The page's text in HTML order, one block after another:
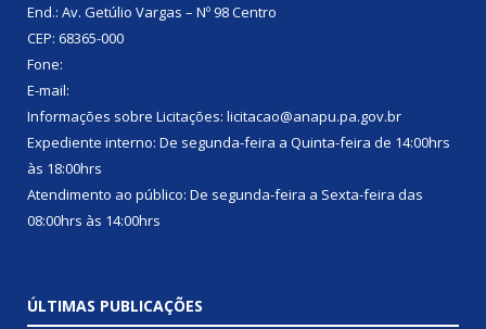
End.: Av. Getúlio Vargas – Nº 98 Centro
CEP: 68365-000
Fone:
E-mail:
Informações sobre Licitações: licitacao@anapu.pa.gov.br
Expediente interno: De segunda-feira a Quinta-feira de 14:00hrs
às 18:00hrs
Atendimento ao público: De segunda-feira a Sexta-feira das
08:00hrs às 14:00hrs
ÚLTIMAS PUBLICAÇÕES